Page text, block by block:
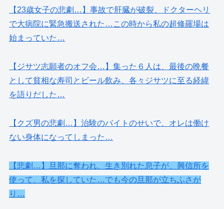
【23歳女子の悲劇…】事故で肝臓が破裂、ドクターヘリ
で大病院に緊急搬送された…この時から私の超修羅場は
始まっていた…
【ジサツ志願者のオフ会…】集った６人は、最後の晩餐
として貧相な寿司とビール飲み、各々ジサツに至る経緯
を語りだした…
【クズ男の悲劇…】治験のバイトのせいで、オレは働け
ない身体になってしまった…
【悲劇…】旦那に奪われ、生き別れた息子が、興信所を
使って、私を探していた…でも今の旦那が立ちふさが
り…